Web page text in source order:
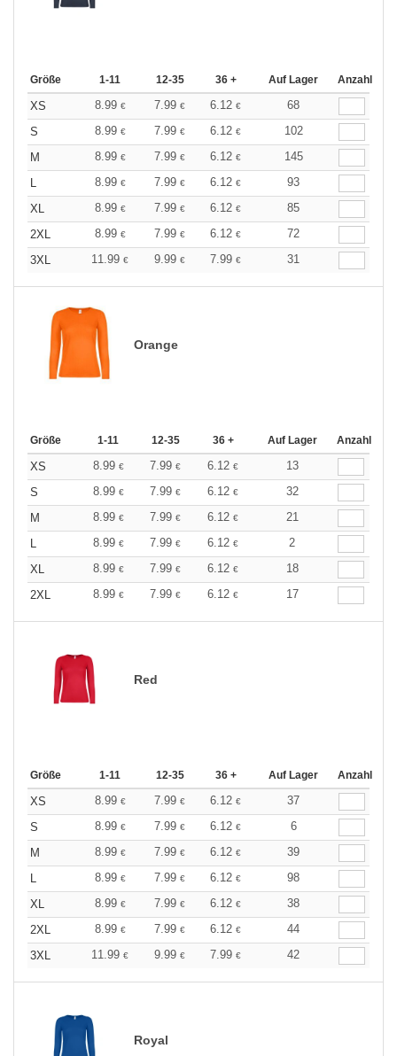
Größe 1-11 12-35 36 + Auf Lager Anzahl
XS 8.99 € 7.99 € 6.12 €
68
S
8.99 € 7.99 € 6.12 €
102
M
8.99 € 7.99 € 6.12 €
145
L
8.99 € 7.99 € 6.12 €
93
XL
8.99 € 7.99 € 6.12 €
85
2XL
8.99 € 7.99 € 6.12 €
72
3XL
11.99 € 9.99 € 7.99 € 31
Orange
Größe 1-11 12-35 36 + Auf Lager Anzahl
XS 8.99 € 7.99 € 6.12 €
13
S
8.99 € 7.99 € 6.12 €
32
M
8.99 € 7.99 € 6.12 €
21
L
8.99 € 7.99 € 6.12 €
2
XL
8.99 € 7.99 € 6.12 €
18
2XL
8.99 € 7.99 € 6.12 € 17
Red
Größe 1-11 12-35 36 + Auf Lager Anzahl
XS 8.99 € 7.99 € 6.12 €
37
S
8.99 € 7.99 € 6.12 €
6
M
8.99 € 7.99 € 6.12 €
39
L
8.99 € 7.99 € 6.12 €
98
XL
8.99 € 7.99 € 6.12 €
38
2XL
8.99 € 7.99 € 6.12 €
44
3XL
11.99 € 9.99 € 7.99 € 42
Royal